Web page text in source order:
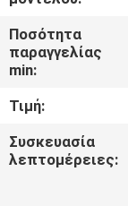
ΠΟΙΟΤΙΚΌΣ
ΈΛΕΓΧΟΣ
ΜΑΣ
ΕΛΆΤΕ
Ποσότητα
παραγγελίας
min:
Τιμή:
Συσκευασία
λεπτομέρειες: